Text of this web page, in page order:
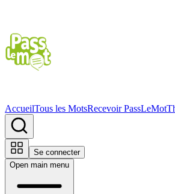
AccueilTous les MotsRecevoir PassLeMot
Se connecter
Open main menu